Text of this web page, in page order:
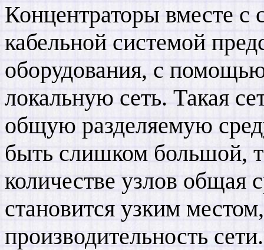
Концентраторы вместе с
кабельной системой
оборудования, с
локальную сеть. Такая
общую разделяемую
быть слишком большой,
количестве узлов общая
становится узким
производительность сети.